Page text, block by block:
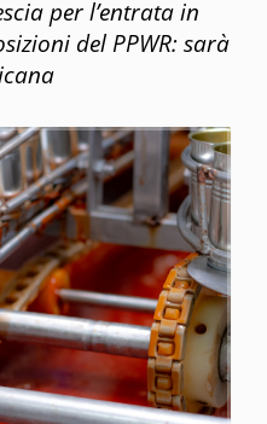
per l’entrata in
del PPWR: sarà